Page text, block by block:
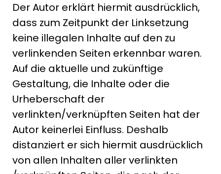
Der Autor erklärt hiermit ausdrücklich,
dass zum Zeitpunkt der Linksetzung
keine illegalen Inhalte auf den zu
verlinkenden Seiten erkennbar waren.
Auf die aktuelle und zukünftige
Gestaltung, die Inhalte oder die
Urheberschaft der
verlinkten/verknüpften Seiten hat der
Autor keinerlei Einfluss. Deshalb
distanziert er sich hiermit ausdrücklich
von allen Inhalten aller verlinkten